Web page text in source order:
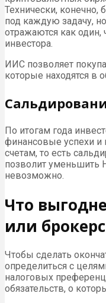
Технически, конечно,
под каждую задачу,
отражаются как один,
инвестора.
ИИС позволяет
которые находятся в
По итогам года
финансовые успехи и
счетам, то есть
позволит уменьшить
невозможно.
Что
или
Чтобы сделать
определиться с
налоговых
обязательств, о